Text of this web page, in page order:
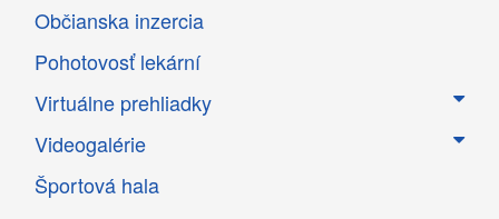
Občianska inzercia
Pohotovosť lekární
Virtuálne prehliadky
Videogalérie
Športová hala